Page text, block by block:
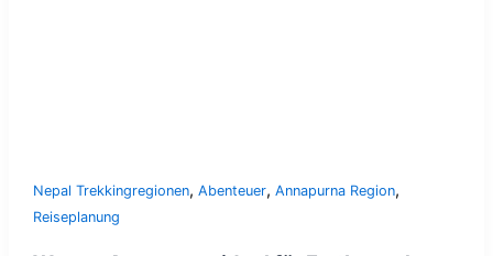
Nepal Trekkingregionen, Abenteuer, Annapurna Region,
Reiseplanung